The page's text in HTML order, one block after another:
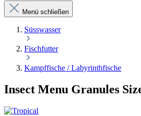
Menü schließen
Süsswasser
Fischfutter
Kampffische / Labyrinthfische
Insect Menu Granules